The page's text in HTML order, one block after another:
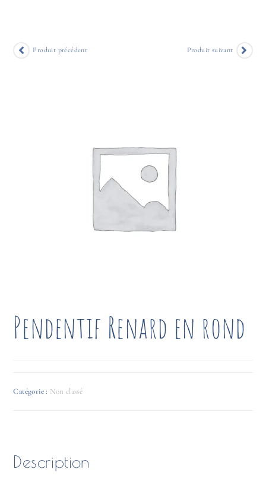
Produit précédent Produit suivant
Pendentif Renard en rond
Catégorie : Non classé
Description